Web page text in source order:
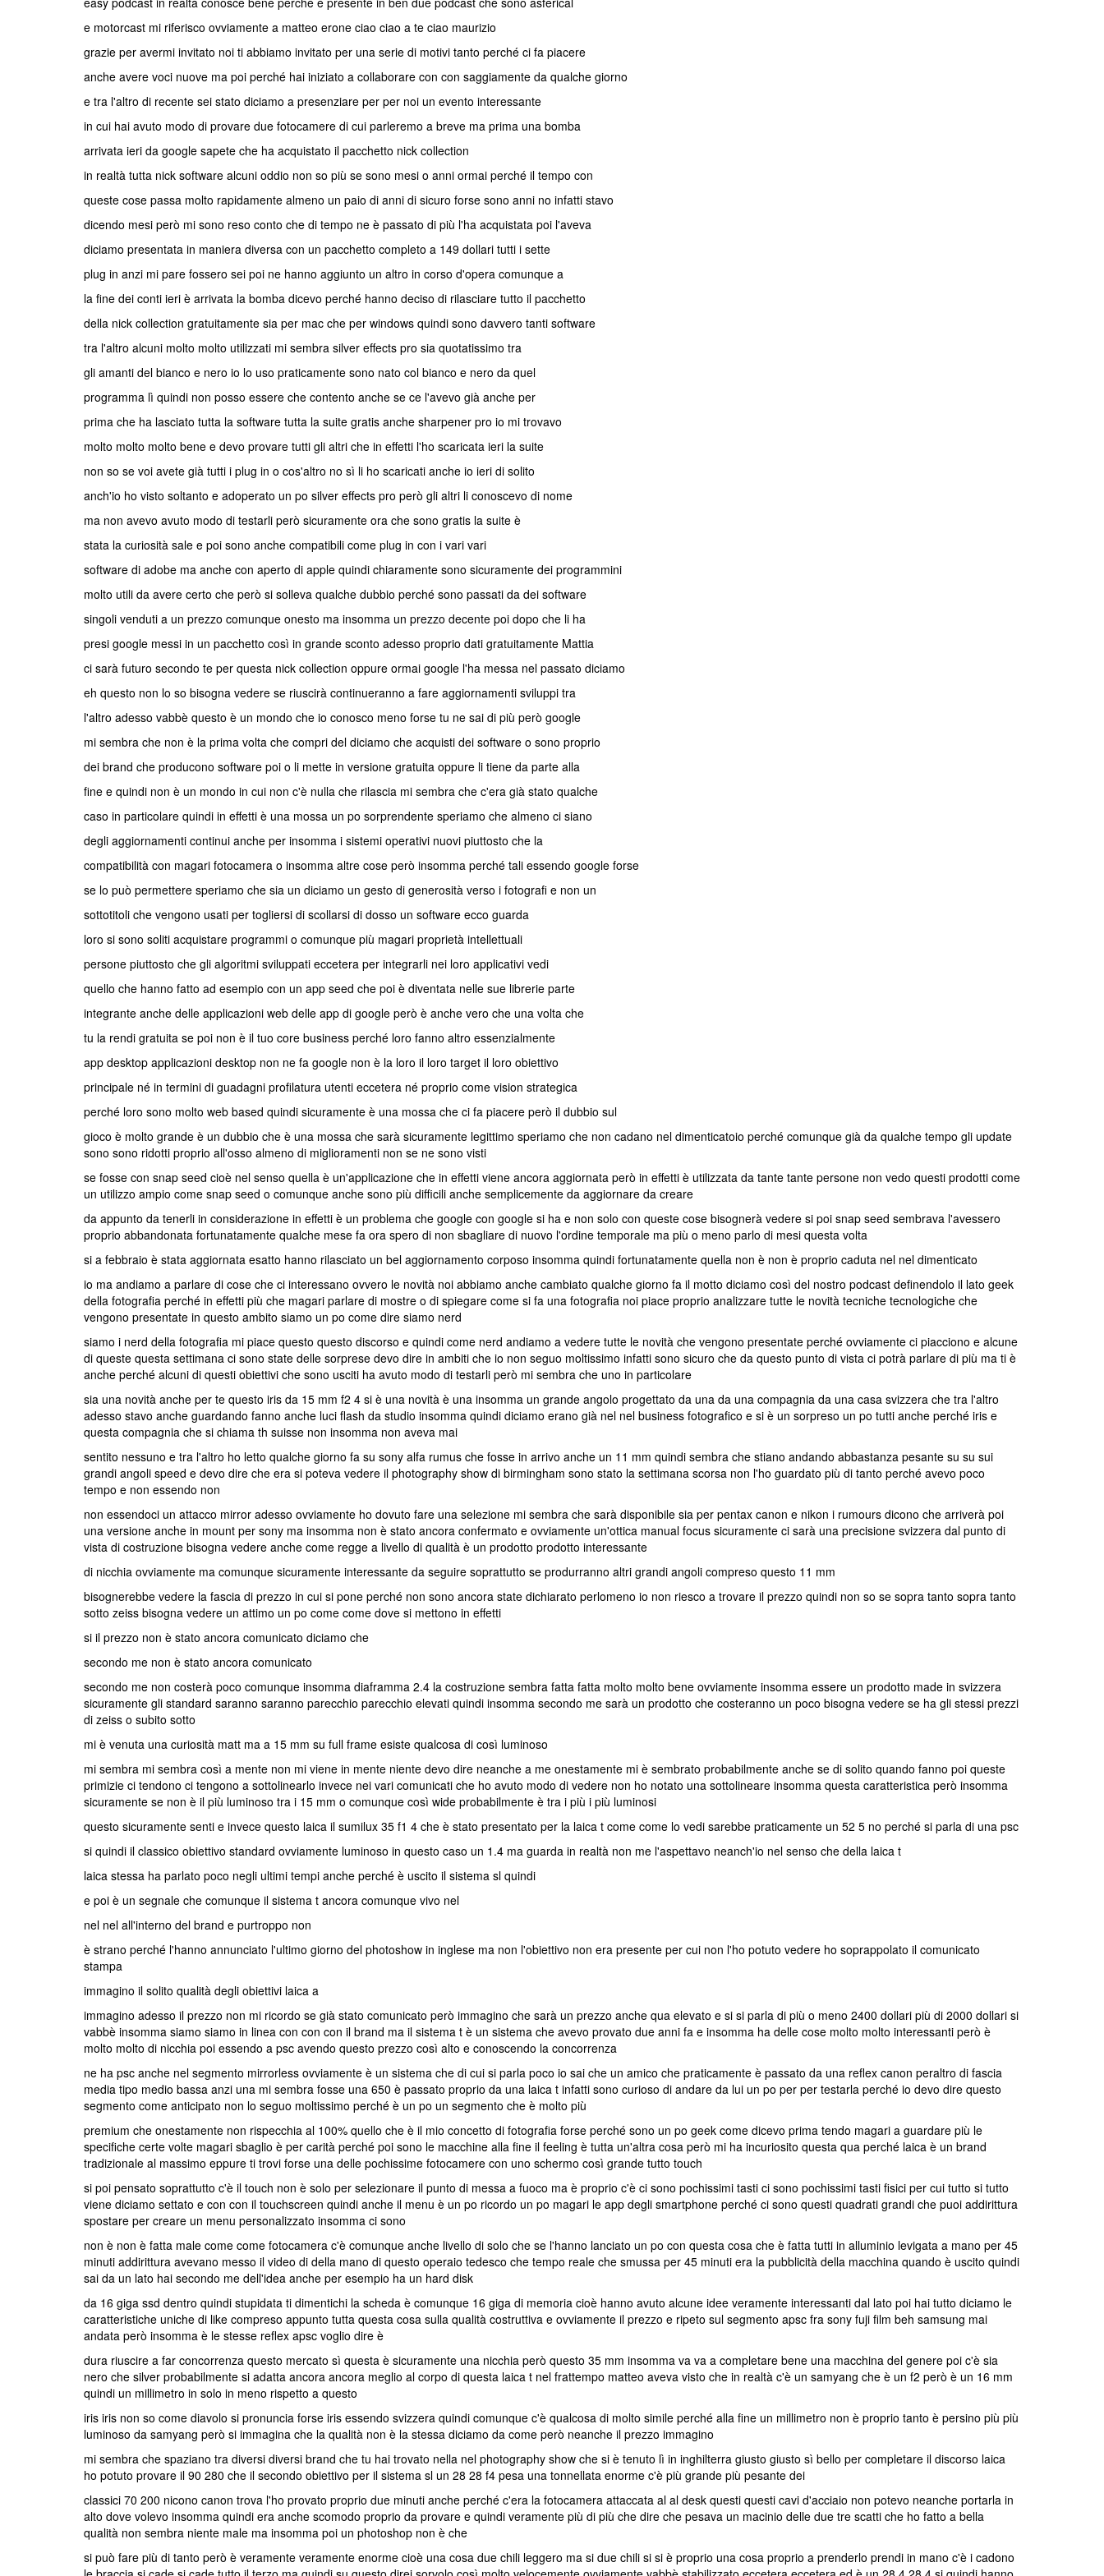
e motorcast mi riferisco ovviamente a matteo erone ciao ciao a te ciao maurizio
grazie per avermi invitato noi ti abbiamo invitato per una serie di motivi tanto perché ci fa piacere
anche avere voci nuove ma poi perché hai iniziato a collaborare con con saggiamente da qualche giorno
e tra l'altro di recente sei stato diciamo a presenziare per per noi un evento interessante
in cui hai avuto modo di provare due fotocamere di cui parleremo a breve ma prima una bomba
arrivata ieri da google sapete che ha acquistato il pacchetto nick collection
in realtà tutta nick software alcuni oddio non so più se sono mesi o anni ormai perché il tempo con
queste cose passa molto rapidamente almeno un paio di anni di sicuro forse sono anni no infatti stavo
dicendo mesi però mi sono reso conto che di tempo ne è passato di più l'ha acquistata poi l'aveva
diciamo presentata in maniera diversa con un pacchetto completo a 149 dollari tutti i sette
plug in anzi mi pare fossero sei poi ne hanno aggiunto un altro in corso d'opera comunque a
la fine dei conti ieri è arrivata la bomba dicevo perché hanno deciso di rilasciare tutto il pacchetto
della nick collection gratuitamente sia per mac che per windows quindi sono davvero tanti software
tra l'altro alcuni molto molto utilizzati mi sembra silver effects pro sia quotatissimo tra
gli amanti del bianco e nero io lo uso praticamente sono nato col bianco e nero da quel
programma lì quindi non posso essere che contento anche se ce l'avevo già anche per
prima che ha lasciato tutta la software tutta la suite gratis anche sharpener pro io mi trovavo
molto molto molto bene e devo provare tutti gli altri che in effetti l'ho scaricata ieri la suite
non so se voi avete già tutti i plug in o cos'altro no sì li ho scaricati anche io ieri di solito
anch'io ho visto soltanto e adoperato un po silver effects pro però gli altri li conoscevo di nome
ma non avevo avuto modo di testarli però sicuramente ora che sono gratis la suite è
stata la curiosità sale e poi sono anche compatibili come plug in con i vari vari
software di adobe ma anche con aperto di apple quindi chiaramente sono sicuramente dei programmini
molto utili da avere certo che però si solleva qualche dubbio perché sono passati da dei software
singoli venduti a un prezzo comunque onesto ma insomma un prezzo decente poi dopo che li ha
presi google messi in un pacchetto così in grande sconto adesso proprio dati gratuitamente Mattia
ci sarà futuro secondo te per questa nick collection oppure ormai google l'ha messa nel passato diciamo
eh questo non lo so bisogna vedere se riuscirà continueranno a fare aggiornamenti sviluppi tra
l'altro adesso vabbè questo è un mondo che io conosco meno forse tu ne sai di più però google
mi sembra che non è la prima volta che compri del diciamo che acquisti dei software o sono proprio
dei brand che producono software poi o li mette in versione gratuita oppure li tiene da parte alla
fine e quindi non è un mondo in cui non c'è nulla che rilascia mi sembra che c'era già stato qualche
caso in particolare quindi in effetti è una mossa un po sorprendente speriamo che almeno ci siano
degli aggiornamenti continui anche per insomma i sistemi operativi nuovi piuttosto che la
compatibilità con magari fotocamera o insomma altre cose però insomma perché tali essendo google forse
se lo può permettere speriamo che sia un diciamo un gesto di generosità verso i fotografi e non un
sottotitoli che vengono usati per togliersi di scollarsi di dosso un software ecco guarda
loro si sono soliti acquistare programmi o comunque più magari proprietà intellettuali
persone piuttosto che gli algoritmi sviluppati eccetera per integrarli nei loro applicativi vedi
quello che hanno fatto ad esempio con un app seed che poi è diventata nelle sue librerie parte
integrante anche delle applicazioni web delle app di google però è anche vero che una volta che
tu la rendi gratuita se poi non è il tuo core business perché loro fanno altro essenzialmente
app desktop applicazioni desktop non ne fa google non è la loro il loro target il loro obiettivo
principale né in termini di guadagni profilatura utenti eccetera né proprio come vision strategica
perché loro sono molto web based quindi sicuramente è una mossa che ci fa piacere però il dubbio sul
gioco è molto grande è un dubbio che è una mossa che sarà sicuramente legittimo speriamo che non cadano nel dimenticatoio perché comunque già da qualche tempo gli update
sono sono ridotti proprio all'osso almeno di miglioramenti non se ne sono visti
se fosse con snap seed cioè nel senso quella è un'applicazione che in effetti viene ancora aggiornata però in effetti è utilizzata da tante tante persone non vedo questi prodotti come
un utilizzo ampio come snap seed o comunque anche sono più difficili anche semplicemente da aggiornare da creare
da appunto da tenerli in considerazione in effetti è un problema che google con google si ha e non solo con queste cose bisognerà vedere si poi snap seed sembrava l'avessero
proprio abbandonata fortunatamente qualche mese fa ora spero di non sbagliare di nuovo l'ordine temporale ma più o meno parlo di mesi questa volta
si a febbraio è stata aggiornata esatto hanno rilasciato un bel aggiornamento corposo insomma quindi fortunatamente quella non è non è proprio caduta nel nel dimenticato
io ma andiamo a parlare di cose che ci interessano ovvero le novità noi abbiamo anche cambiato qualche giorno fa il motto diciamo così del nostro podcast definendolo il lato geek
della fotografia perché in effetti più che magari parlare di mostre o di spiegare come si fa una fotografia noi piace proprio analizzare tutte le novità tecniche tecnologiche che
vengono presentate in questo ambito siamo un po come dire siamo nerd
siamo i nerd della fotografia mi piace questo questo discorso e quindi come nerd andiamo a vedere tutte le novità che vengono presentate perché ovviamente ci piacciono e alcune
di queste questa settimana ci sono state delle sorprese devo dire in ambiti che io non seguo moltissimo infatti sono sicuro che da questo punto di vista ci potrà parlare di più ma ti è
anche perché alcuni di questi obiettivi che sono usciti ha avuto modo di testarli però mi sembra che uno in particolare
sia una novità anche per te questo iris da 15 mm f2 4 si è una novità è una insomma un grande angolo progettato da una da una compagnia da una casa svizzera che tra l'altro
adesso stavo anche guardando fanno anche luci flash da studio insomma quindi diciamo erano già nel nel business fotografico e si è un sorpreso un po tutti anche perché iris e
questa compagnia che si chiama th suisse non insomma non aveva mai
sentito nessuno e tra l'altro ho letto qualche giorno fa su sony alfa rumus che fosse in arrivo anche un 11 mm quindi sembra che stiano andando abbastanza pesante su su sui
grandi angoli speed e devo dire che era si poteva vedere il photography show di birmingham sono stato la settimana scorsa non l'ho guardato più di tanto perché avevo poco
tempo e non essendo non
non essendoci un attacco mirror adesso ovviamente ho dovuto fare una selezione mi sembra che sarà disponibile sia per pentax canon e nikon i rumours dicono che arriverà poi
una versione anche in mount per sony ma insomma non è stato ancora confermato e ovviamente un'ottica manual focus sicuramente ci sarà una precisione svizzera dal punto di
vista di costruzione bisogna vedere anche come regge a livello di qualità è un prodotto prodotto interessante
di nicchia ovviamente ma comunque sicuramente interessante da seguire soprattutto se produrranno altri grandi angoli compreso questo 11 mm
bisognerebbe vedere la fascia di prezzo in cui si pone perché non sono ancora state dichiarato perlomeno io non riesco a trovare il prezzo quindi non so se sopra tanto sopra tanto
sotto zeiss bisogna vedere un attimo un po come come dove si mettono in effetti
si il prezzo non è stato ancora comunicato diciamo che
secondo me non è stato ancora comunicato
secondo me non costerà poco comunque insomma diaframma 2.4 la costruzione sembra fatta fatta molto molto bene ovviamente insomma essere un prodotto made in svizzera
sicuramente gli standard saranno saranno parecchio parecchio elevati quindi insomma secondo me sarà un prodotto che costeranno un poco bisogna vedere se ha gli stessi prezzi
di zeiss o subito sotto
mi è venuta una curiosità matt ma a 15 mm su full frame esiste qualcosa di così luminoso
mi sembra mi sembra così a mente non mi viene in mente niente devo dire neanche a me onestamente mi è sembrato probabilmente anche se di solito quando fanno poi queste
primizie ci tendono ci tengono a sottolinearlo invece nei vari comunicati che ho avuto modo di vedere non ho notato una sottolineare insomma questa caratteristica però insomma
sicuramente se non è il più luminoso tra i 15 mm o comunque così wide probabilmente è tra i più i più luminosi
questo sicuramente senti e invece questo laica il sumilux 35 f1 4 che è stato presentato per la laica t come come lo vedi sarebbe praticamente un 52 5 no perché si parla di una psc
si quindi il classico obiettivo standard ovviamente luminoso in questo caso un 1.4 ma guarda in realtà non me l'aspettavo neanch'io nel senso che della laica t
laica stessa ha parlato poco negli ultimi tempi anche perché è uscito il sistema sl quindi
e poi è un segnale che comunque il sistema t ancora comunque vivo nel
nel nel all'interno del brand e purtroppo non
è strano perché l'hanno annunciato l'ultimo giorno del photoshow in inglese ma non l'obiettivo non era presente per cui non l'ho potuto vedere ho soprappolato il comunicato
stampa
immagino il solito qualità degli obiettivi laica a
immagino adesso il prezzo non mi ricordo se già stato comunicato però immagino che sarà un prezzo anche qua elevato e si si parla di più o meno 2400 dollari più di 2000 dollari si
vabbè insomma siamo siamo in linea con con con il brand ma il sistema t è un sistema che avevo provato due anni fa e insomma ha delle cose molto molto interessanti però è
molto molto di nicchia poi essendo a psc avendo questo prezzo così alto e conoscendo la concorrenza
ne ha psc anche nel segmento mirrorless ovviamente è un sistema che di cui si parla poco io sai che un amico che praticamente è passato da una reflex canon peraltro di fascia
media tipo medio bassa anzi una mi sembra fosse una 650 è passato proprio da una laica t infatti sono curioso di andare da lui un po per per testarla perché io devo dire questo
segmento come anticipato non lo seguo moltissimo perché è un po un segmento che è molto più
premium che onestamente non rispecchia al 100% quello che è il mio concetto di fotografia forse perché sono un po geek come dicevo prima tendo magari a guardare più le
specifiche certe volte magari sbaglio è per carità perché poi sono le macchine alla fine il feeling è tutta un'altra cosa però mi ha incuriosito questa qua perché laica è un brand
tradizionale al massimo eppure ti trovi forse una delle pochissime fotocamere con uno schermo così grande tutto touch
si poi pensato soprattutto c'è il touch non è solo per selezionare il punto di messa a fuoco ma è proprio c'è ci sono pochissimi tasti ci sono pochissimi tasti fisici per cui tutto si tutto
viene diciamo settato e con con il touchscreen quindi anche il menu è un po ricordo un po magari le app degli smartphone perché ci sono questi quadrati grandi che puoi addirittura
spostare per creare un menu personalizzato insomma ci sono
non è non è fatta male come come fotocamera c'è comunque anche livello di solo che se l'hanno lanciato un po con questa cosa che è fatta tutti in alluminio levigata a mano per 45
minuti addirittura avevano messo il video di della mano di questo operaio tedesco che tempo reale che smussa per 45 minuti era la pubblicità della macchina quando è uscito quindi
sai da un lato hai secondo me dell'idea anche per esempio ha un hard disk
da 16 giga ssd dentro quindi stupidata ti dimentichi la scheda è comunque 16 giga di memoria cioè hanno avuto alcune idee veramente interessanti dal lato poi hai tutto diciamo le
caratteristiche uniche di like compreso appunto tutta questa cosa sulla qualità costruttiva e ovviamente il prezzo e ripeto sul segmento apsc fra sony fuji film beh samsung mai
andata però insomma è le stesse reflex apsc voglio dire è
dura riuscire a far concorrenza questo mercato sì questa è sicuramente una nicchia però questo 35 mm insomma va va a completare bene una macchina del genere poi c'è sia
nero che silver probabilmente si adatta ancora ancora meglio al corpo di questa laica t nel frattempo matteo aveva visto che in realtà c'è un samyang che è un f2 però è un 16 mm
quindi un millimetro in solo in meno rispetto a questo
iris iris non so come diavolo si pronuncia forse iris essendo svizzera quindi comunque c'è qualcosa di molto simile perché alla fine un millimetro non è proprio tanto è persino più più
luminoso da samyang però si immagina che la qualità non è la stessa diciamo da come però neanche il prezzo immagino
mi sembra che spaziano tra diversi diversi brand che tu hai trovato nella nel photography show che si è tenuto lì in inghilterra giusto giusto sì bello per completare il discorso laica
ho potuto provare il 90 280 che il secondo obiettivo per il sistema sl un 28 28 f4 pesa una tonnellata enorme c'è più grande più pesante dei
classici 70 200 nicono canon trova l'ho provato proprio due minuti anche perché c'era la fotocamera attaccata al al desk questi questi cavi d'acciaio non potevo neanche portarla in
alto dove volevo insomma quindi era anche scomodo proprio da provare e quindi veramente più di più che dire che pesava un macinio delle due tre scatti che ho fatto a bella
qualità non sembra niente male ma insomma poi un photoshop non è che
si può fare più di tanto però è veramente veramente enorme cioè una cosa due chili leggero ma si due chili si si è proprio una cosa proprio a prenderlo prendi in mano c'è i cadono